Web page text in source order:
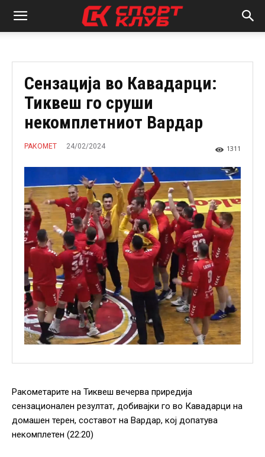
Сензација во Кавадарци:
Тиквеш го сруши
некомплетниот Вардар
РАКОМЕТ 24/02/2024 1311
Ракометарите на Тиквеш вечерва приредија
сензационален резултат, добивајки го во Кавадарци на
домашен терен, составот на Вардар, кој допатува
некомплетен (22:20)